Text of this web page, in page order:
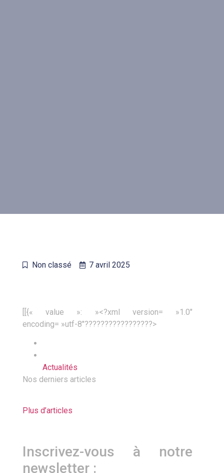
Non classé 7 avril 2025
[[{« value »: »<?xml version= »1.0″
encoding= »utf-8″?????????????????>
Actualités
Nos derniers articles
Plus d’articles
Inscrivez-vous à notre
newsletter :